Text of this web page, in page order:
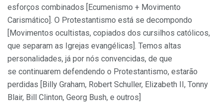
esforços combinados [Ecumenismo + Movimento
Carismático]. O Protestantismo está se decompondo
[Movimentos ocultistas, copiados dos cursilhos católicos,
que separam as Igrejas evangélicas]. Temos altas
personalidades, já por nós convencidas, de que
se continuarem defendendo o Protestantismo, estarão
perdidas [Billy Graham, Robert Schuller, Elizabeth II, Tonny
Blair, Bill Clinton, Georg Bush, e outros]